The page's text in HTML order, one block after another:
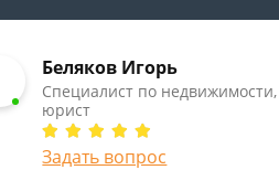
Беляков Игорь
Специалист по недвижимости,
юрист
Задать вопрос